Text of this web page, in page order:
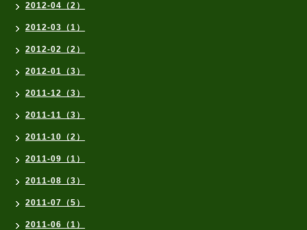
2012-04（2）
2012-03（1）
2012-02（2）
2012-01（3）
2011-12（3）
2011-11（3）
2011-10（2）
2011-09（1）
2011-08（3）
2011-07（5）
2011-06（1）